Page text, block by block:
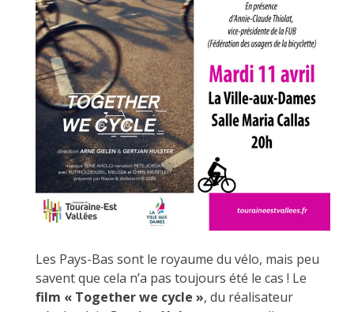
Les Pays-Bas sont le royaume du vélo, mais peu
savent que cela n’a pas toujours été le cas ! Le
film « Together we cycle », du réalisateur